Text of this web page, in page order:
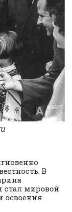
В
стал мировой
освоения